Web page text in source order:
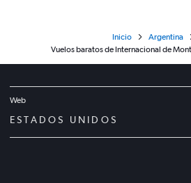
Inicio
Argentina
Vuelos baratos de Internacional de
Web
ESTADOS UNIDOS